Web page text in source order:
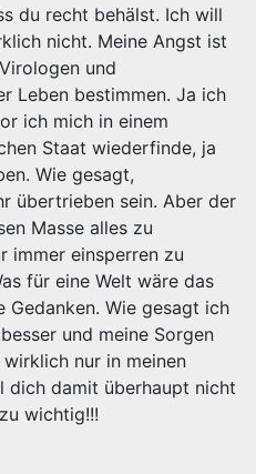
du recht behälst. Ich will
nicht. Meine Angst ist
und
Leben bestimmen. Ja ich
ich mich in einem
Staat wiederfinde, ja
Wie gesagt,
übertrieben sein. Aber der
Masse alles zu
immer einsperren zu
für eine Welt wäre das
Gedanken. Wie gesagt ich
und meine Sorgen
nur in meinen
dich damit überhaupt nicht
wichtig!!!